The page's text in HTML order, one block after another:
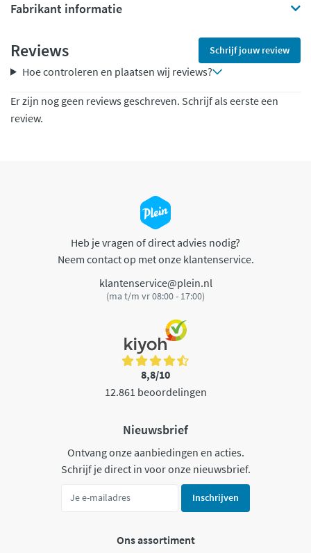
Fabrikant informatie
Reviews Schrijf jouw review
Hoe controleren en plaatsen wij reviews?
Er zijn nog geen reviews geschreven. Schrijf als eerste een
review.
Heb je vragen of direct advies nodig?
Neem contact op met onze klantenservice.
klantenservice@plein.nl
(ma t/m vr 08:00 - 17:00)
8,8/10
12.861 beoordelingen
Nieuwsbrief
Ontvang onze aanbiedingen en acties.
Schrijf je direct in voor onze nieuwsbrief.
Inschrijven
Ons assortiment